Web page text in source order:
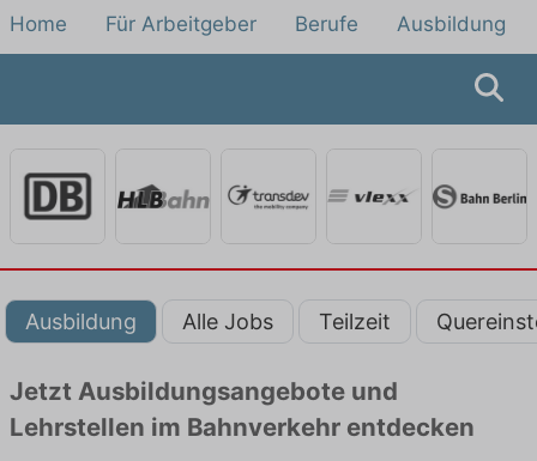
Home Für Arbeitgeber Berufe Ausbildung
Ausbildung Alle Jobs Teilzeit
Jetzt Ausbildungsangebote und
Lehrstellen im Bahnverkehr entdecken